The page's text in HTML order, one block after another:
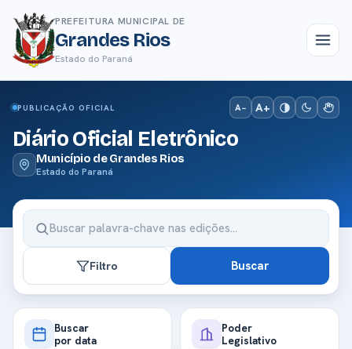
PREFEITURA MUNICIPAL DE
Grandes Rios
Estado do Paraná
PUBLICAÇÃO OFICIAL A− A+
Diário Oficial Eletrônico
Município de Grandes Rios
Estado do Paraná
Filtro Buscar
Buscar
por data
Poder
Legislativo